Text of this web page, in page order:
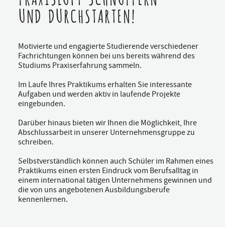
UND DURCHSTARTEN!
Motivierte und engagierte Studierende verschiedener
Fachrichtungen können bei uns bereits während des
Studiums Praxiserfahrung sammeln.
Im Laufe Ihres Praktikums erhalten Sie interessante
Aufgaben und werden aktiv in laufende Projekte
eingebunden.
Darüber hinaus bieten wir Ihnen die Möglichkeit, Ihre
Abschlussarbeit in unserer Unternehmensgruppe zu
schreiben.
Selbstverständlich können auch Schüler im Rahmen eines
Praktikums einen ersten Eindruck vom Berufsalltag in
einem international tätigen Unternehmens gewinnen und
die von uns angebotenen Ausbildungsberufe
kennenlernen.